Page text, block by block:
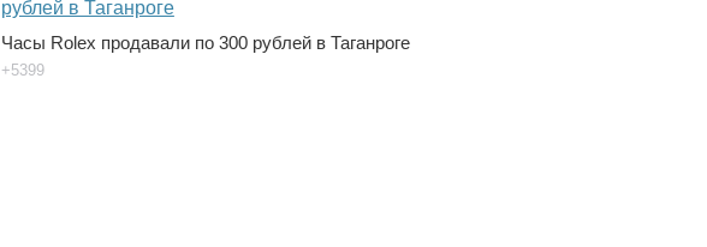
Часы Rolex продавали по 300 рублей в Таганроге
+5399